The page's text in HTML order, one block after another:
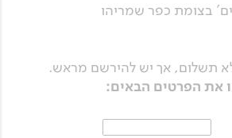
בצומת כפר שמריהו
תשלום, אך יש להירשם מראש.
את הפרטים הבאים: